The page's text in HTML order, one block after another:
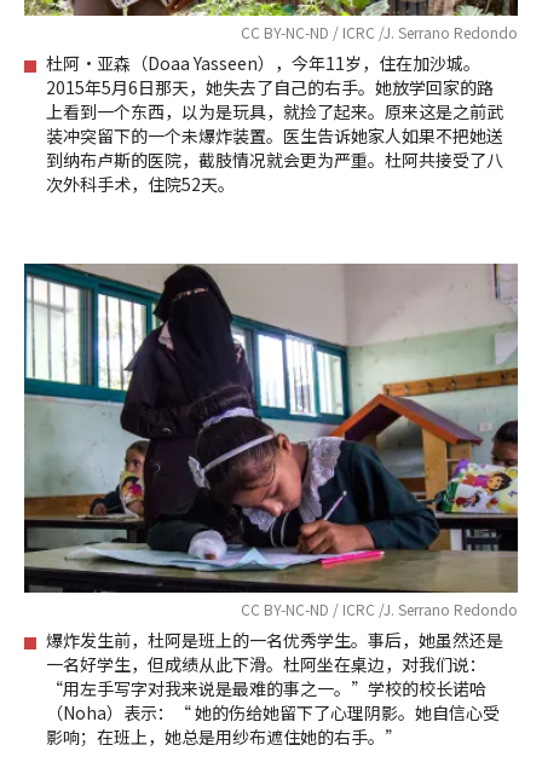
CC BY-NC-ND / ICRC /J. Serrano Redondo
杜阿·亚森（Doaa Yasseen），今年11岁，住在加沙城。
2015年5月6日那天，她失去了自己的右手。她放学回家的路
上看到一个东西，以为是玩具，就捡了起来。原来这是之前武
装冲突留下的一个未爆炸装置。医生告诉她家人如果不把她送
到纳布卢斯的医院，截肢情况就会更为严重。杜阿共接受了八
次外科手术，住院52天。
CC BY-NC-ND / ICRC /J. Serrano Redondo
爆炸发生前，杜阿是班上的一名优秀学生。事后，她虽然还是
一名好学生，但成绩从此下滑。杜阿坐在桌边，对我们说：
“用左手写字对我来说是最难的事之一。”学校的校长诺哈
（Noha）表示：“ 她的伤给她留下了心理阴影。她自信心受
影响；在班上，她总是用纱布遮住她的右手。”